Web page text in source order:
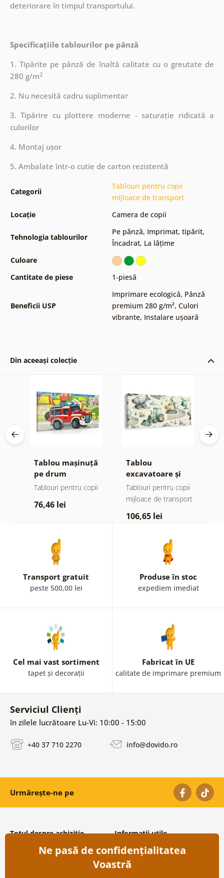
deteriorare în timpul transportului.
Specificațiile tablourilor pe pânză
1. Tipărite pe pânză de înaltă calitate cu o greutate de
280 g/m2
2. Nu necesită cadru suplimentar
3. Tipărire cu plottere moderne - saturație ridicată a
culorilor
4. Montaj ușor
5. Ambalate într-o cutie de carton rezistentă
Categorii
Tablouri pentru copii
mijloace de transport
Locație
Camera de copii
Tehnologia tablourilor
Pe pânză, Imprimat, tipărit,
Încadrat, La lățime
Culoare
Cantitate de piese
1-piesă
Beneficii USP
Imprimare ecologică, Pânză
premium 280 g/m², Culori
vibrante, Instalare ușoară
Din aceeași colecție
Tablou mașinuță
pe drum
Tablouri pentru copii
76,46 lei
Tablou
excavatoare și
tractoare pentru
copii
Tablouri pentru copii
mijloace de transport
106,65 lei
Transport gratuit
peste 500,00 lei
Produse în stoc
expediem imediat
Cel mai vast sortiment
tapet și decorații
Fabricat în UE
calitate de imprimare premium
Serviciul Clienți
în zilele lucrătoare Lu-Vi: 10:00 - 15:00
+40 37 710 2270 info@dovido.ro
Urmărește-ne pe
Totul despre achiziție
Condiții și termeni generali
Protecția datelor personale
Transport și modalități de plată
Informații utile
Despre noi
Întrebări frecvente
Contacte
Ne pasă de confidențialitatea
Voastră